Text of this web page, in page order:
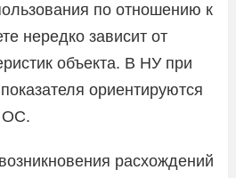
по отношению к
нередко зависит от
объекта. В НУ при
ориентируются
ОС.
расхождений